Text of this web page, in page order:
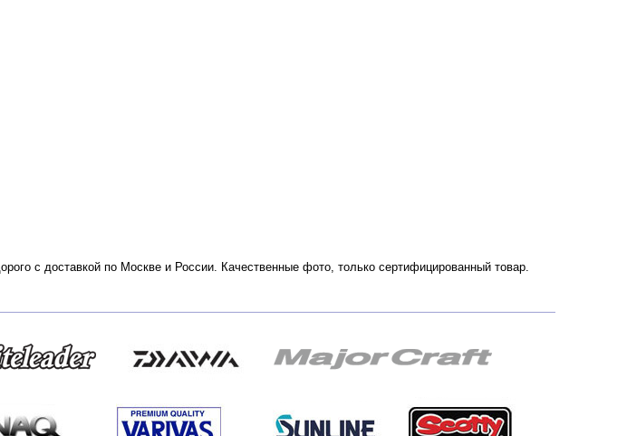
с доставкой по Москве и России. Качественные фото, только сертифицированный товар.